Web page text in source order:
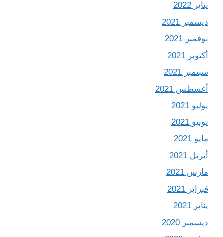
يناير 2022
ديسمبر 2021
نوفمبر 2021
أكتوبر 2021
سبتمبر 2021
أغسطس 2021
يوليو 2021
يونيو 2021
مايو 2021
أبريل 2021
مارس 2021
فبراير 2021
يناير 2021
ديسمبر 2020